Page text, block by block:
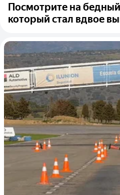
Посмотрите на
который стал вдвое